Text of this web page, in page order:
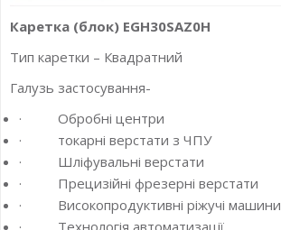
Каретка (блок) EGH30SAZ0H
Тип каретки – Квадратний
Галузь застосування-
· Обробні центри
· токарні верстати з ЧПУ
· Шліфувальні верстати
· Прецизійні фрезерні верстати
· Високопродуктивні ріжучі машини